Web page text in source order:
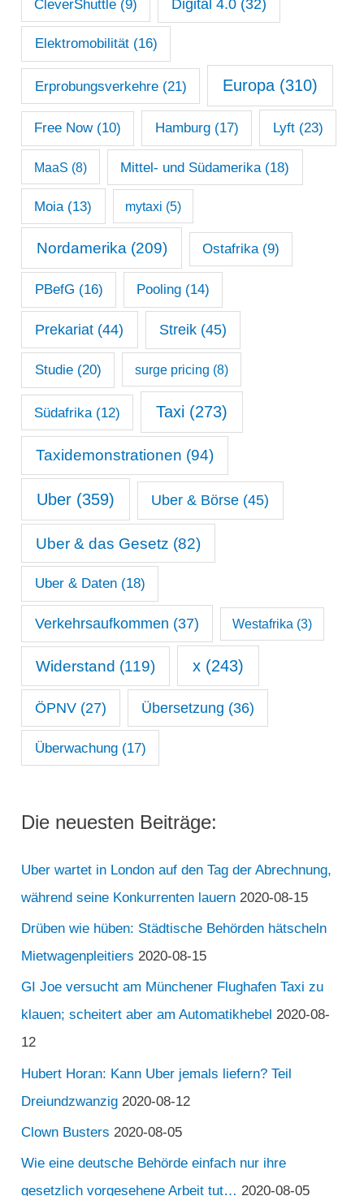
CleverShuttle (9) Digital 4.0(32)
Elektromobilität(16)
Erprobungsverkehre(21) Europa (310)
Free Now(10) Hamburg(17) Lyft(23)
MaaS (8) Mittel- und Südamerika (18)
Moia (13) mytaxi (5)
Nordamerika (209) Ostafrika(9)
PBefG (16) Pooling (14)
Prekariat (44) Streik(45)
Studie(20) surge pricing (8)
Südafrika (12) Taxi (273)
Taxidemonstrationen (94)
Uber (359) Uber & Börse (45)
Uber & das Gesetz (82)
Uber & Daten(18)
Verkehrsaufkommen (37) Westafrika (3)
Widerstand (119) x(243)
ÖPNV(27) Übersetzung (36)
Überwachung(17)
Die neuesten Beiträge:
Uber wartet in London auf den Tag der Abrechnung,
während seine Konkurrenten lauern 2020-08-15
Drüben wie hüben: Städtische Behörden hätscheln
Mietwagenpleitiers 2020-08-15
GI Joe versucht am Münchener Flughafen Taxi zu
klauen; scheitert aber am Automatikhebel 2020-08-
12
Hubert Horan: Kann Uber jemals liefern? Teil
Dreiundzwanzig 2020-08-12
Clown Busters 2020-08-05
Wie eine deutsche Behörde einfach nur ihre
gesetzlich vorgesehene Arbeit tut… 2020-08-05